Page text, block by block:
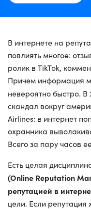
В интернете на
повлиять многое:
ролик в TikTok,
Причем информация
невероятно быстро. В
скандал вокруг
Airlines: в интернет
охранника
Всего за пару часов
Есть целая
(Online Reputation
репутацией в
цели. Если